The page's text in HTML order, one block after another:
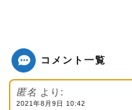
コメント一覧
匿名 より:
2021年8月9日 10:42